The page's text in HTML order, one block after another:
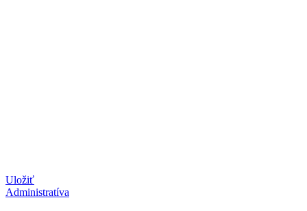
Uložiť
Administratíva